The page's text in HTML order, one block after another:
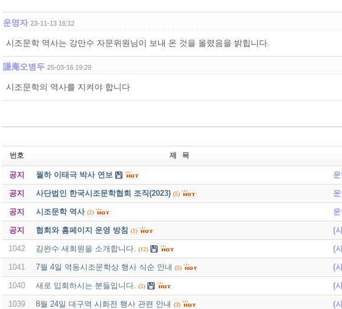
운영자 23-11-13 16:12
시조문학 역사는 강만수 자문위원님이 보내 온 것을 올렸음을 밝힙니다.
謙庵오병두 25-03-16 19:29
시조문학의 역사를 지켜야 합니다
번호 제 목
공지 월하 이태극 박사 연보
공지 사단법인 한국시조문학협회 조직(2023) (5)
공지 시조문학 역사 (2)
공지 협회와 홈페이지 운영 방침 (1) (
1042 김완수 새회원을 소개합니다. (12) (
1041 7월 4일 역동시조문학상 행사 식순 안내 (5) (
1040 새로 입회하시는 분들입니다. (5) (
1039 8월 24일 대구역 시화전 행사 관련 안내 (3) (